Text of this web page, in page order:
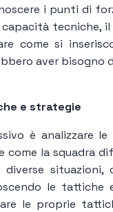
i punti di
tecniche,
come si
aver bisogno
e strategie
è analizzare
come la squadra
le
le proprie